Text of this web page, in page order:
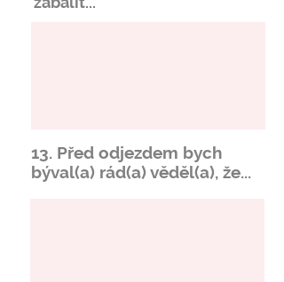
13. Před odjezdem bych
býval(a) rád(a) věděl(a), že...